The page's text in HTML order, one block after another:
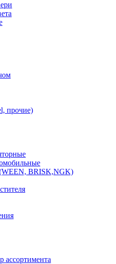
прочие)
BRISK,NGK)
ассортимента